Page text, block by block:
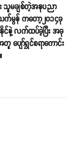
သူမချစ်တဲ့အနုပညာ
န် ကတော့၂၀၁၄ခု
င်နဲ့ လက်ထပ်ခဲ့ပြီး အခု
ပျော်ရွှင်စရာကောင်း